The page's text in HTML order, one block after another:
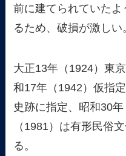
前に建てられていた
るため、破損が激しい
大正13年（1924）東
和17年（1942）仮指
史跡に指定、昭和30
（1981）は有形民俗
る。